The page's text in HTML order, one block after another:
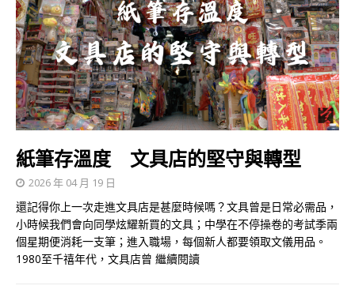
紙筆存溫度 文具店的堅守與轉型
2026 年 04 月 19 日
還記得你上一次走進文具店是甚麼時候嗎？文具曾是日常必需品，
小時候我們會向同學炫耀新買的文具；中學在不停操卷的考試季兩
個星期便消耗一支筆；進入職場，每個新人都要領取文儀用品。
1980至千禧年代，文具店曾 繼續閱讀